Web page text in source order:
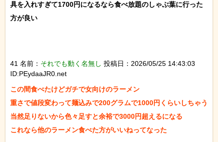
具を入れすぎて1700円になるなら食べ放題のしゃぶ葉に行った
方が良い
41 名前： それでも動く名無し 投稿日：2026/05/25 14:43:03
ID:PEydaaJR0.net
この間食べたけどガチで女向けのラーメン
重さで値段変わって麺込みで200グラムで1000円くらいしちゃう
当然足りないから色々足すと余裕で3000円超えるになる
これなら他のラーメン食べた方がいいねってなった